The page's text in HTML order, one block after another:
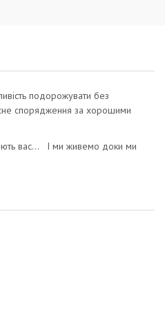
подорожувати без
спорядження за хорошими
вас… І ми живемо доки ми